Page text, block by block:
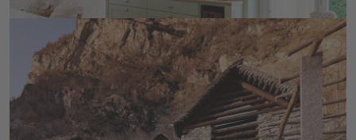
Gemeinsam mit dem Architekturbüro Forum A ist
dieses Projekt entstanden.
Rustico im Maggiatal
Beim Ausbau eines typischen Rusticos gelang es uns
in Zusammenarbeit mit dem Architekten eine
Symbiose aus rustikal und modern zu schaffen.
DETAILS ANSEHEN